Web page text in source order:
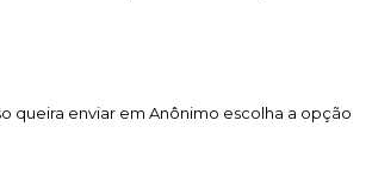
queira enviar em Anônimo escolha a opção